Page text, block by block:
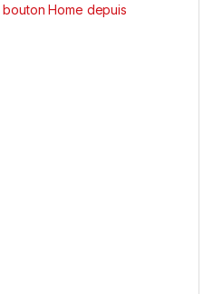
Home depuis